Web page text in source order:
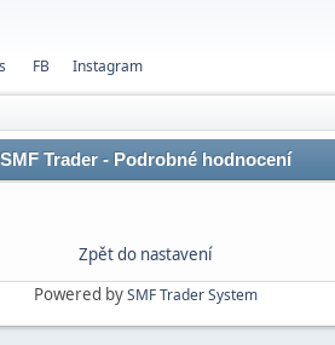
FB Instagram
SMF Trader - Podrobné hodnocení
Zpět do nastavení
Powered bySMF Trader System